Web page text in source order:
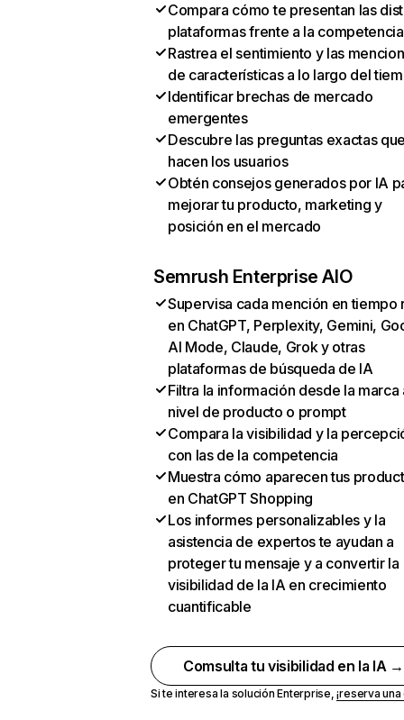
Compara cómo te presentan las
plataformas frente a la competencia
Rastrea el sentimiento y las
de características a lo largo del
Identificar brechas de mercado
emergentes
Descubre las preguntas exactas
hacen los usuarios
Obtén consejos generados por IA
mejorar tu producto, marketing y
posición en el mercado
Semrush Enterprise AIO
Supervisa cada mención en tiempo
en ChatGPT, Perplexity, Gemini,
AI Mode, Claude, Grok y otras
plataformas de búsqueda de IA
Filtra la información desde la marca
nivel de producto o prompt
Compara la visibilidad y la
con las de la competencia
Muestra cómo aparecen tus
en ChatGPT Shopping
Los informes personalizables y la
asistencia de expertos te ayudan a
proteger tu mensaje y a convertir la
visibilidad de la IA en crecimiento
cuantificable
Comsulta tu visibilidad en la IA →
Si te interesa la solución Enterprise,¡reserva